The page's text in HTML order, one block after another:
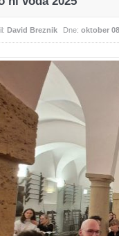
David Breznik Dne: oktober